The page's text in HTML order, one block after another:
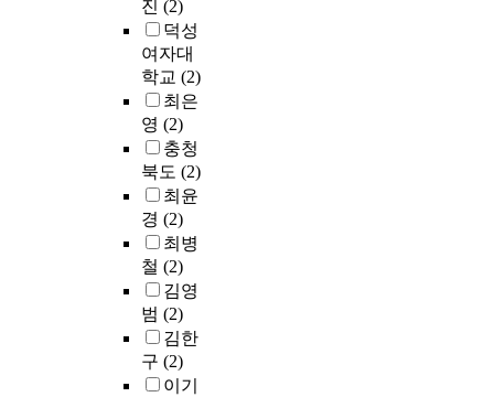
진 (2)
덕성
여자대
학교 (2)
최은
영 (2)
충청
북도 (2)
최윤
경 (2)
최병
철 (2)
김영
범 (2)
김한
구 (2)
이기